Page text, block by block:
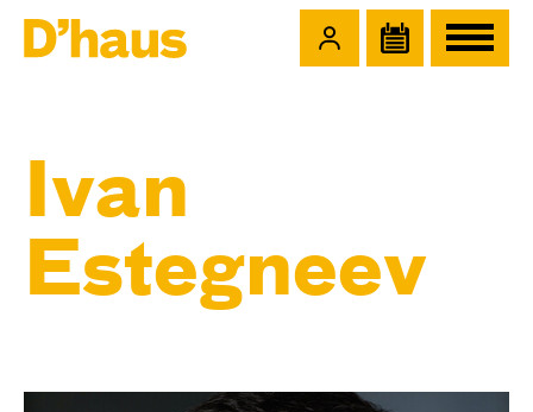
Ivan
Estegneev